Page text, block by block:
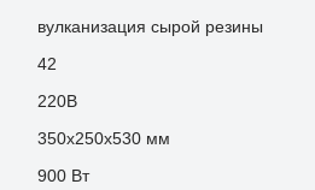
вулканизация сырой резины
42
220В
350х250х530 мм
900 Вт